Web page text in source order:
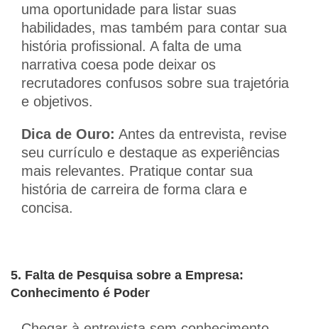
uma oportunidade para listar suas
habilidades, mas também para contar sua
história profissional. A falta de uma
narrativa coesa pode deixar os
recrutadores confusos sobre sua trajetória
e objetivos.
Dica de Ouro: Antes da entrevista, revise
seu currículo e destaque as experiências
mais relevantes. Pratique contar sua
história de carreira de forma clara e
concisa.
5. Falta de Pesquisa sobre a Empresa:
Conhecimento é Poder